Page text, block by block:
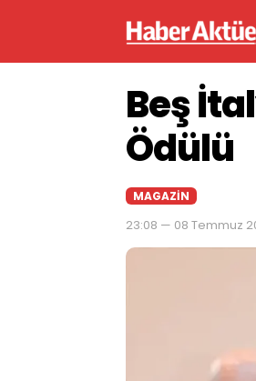
Beş
Ödülü
MAGAZIN
23:08 — 08 Temmuz